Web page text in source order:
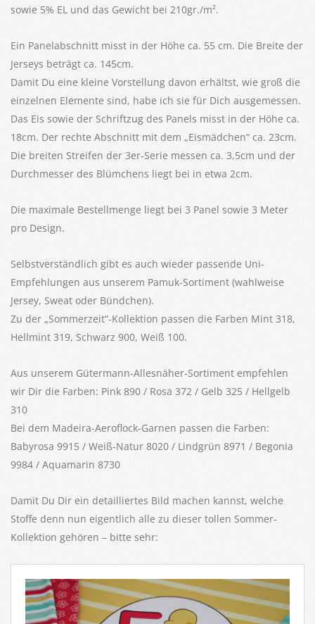
sowie 5% EL und das Gewicht bei 210gr./m².
Ein Panelabschnitt misst in der Höhe ca. 55 cm. Die Breite der
Jerseys beträgt ca. 145cm.
Damit Du eine kleine Vorstellung davon erhältst, wie groß die
einzelnen Elemente sind, habe ich sie für Dich ausgemessen.
Das Eis sowie der Schriftzug des Panels misst in der Höhe ca.
18cm. Der rechte Abschnitt mit dem „Eismädchen“ ca. 23cm.
Die breiten Streifen der 3er-Serie messen ca. 3,5cm und der
Durchmesser des Blümchens liegt bei in etwa 2cm.
Die maximale Bestellmenge liegt bei 3 Panel sowie 3 Meter
pro Design.
Selbstverständlich gibt es auch wieder passende Uni-
Empfehlungen aus unserem Pamuk-Sortiment (wahlweise
Jersey, Sweat oder Bündchen).
Zu der „Sommerzeit“-Kollektion passen die Farben Mint 318,
Hellmint 319, Schwarz 900, Weiß 100.
Aus unserem Gütermann-Allesnäher-Sortiment empfehlen
wir Dir die Farben: Pink 890 / Rosa 372 / Gelb 325 / Hellgelb
310
Bei dem Madeira-Aeroflock-Garnen passen die Farben:
Babyrosa 9915 / Weiß-Natur 8020 / Lindgrün 8971 / Begonia
9984 / Aquamarin 8730
Damit Du Dir ein detailliertes Bild machen kannst, welche
Stoffe denn nun eigentlich alle zu dieser tollen Sommer-
Kollektion gehören – bitte sehr: